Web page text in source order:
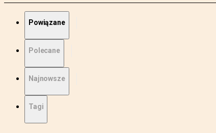
Powiązane
Polecane
Najnowsze
Tagi